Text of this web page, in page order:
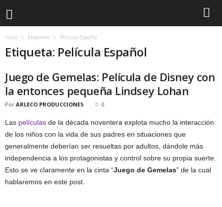
Inicio Etiquetas Película Español
Etiqueta: Película Español
Juego de Gemelas: Película de Disney con
la entonces pequeña Lindsey Lohan
Por ARLECO PRODUCCIONES 0
Las películas de la década noventera explota mucho la interacción
de los niños con la vida de sus padres en situaciones que
generalmente deberían ser resueltas por adultos, dándole más
independencia a los protagonistas y control sobre su propia suerte.
Esto se ve claramente en la cinta “Juego de Gemelas” de la cual
hablaremos en este post.